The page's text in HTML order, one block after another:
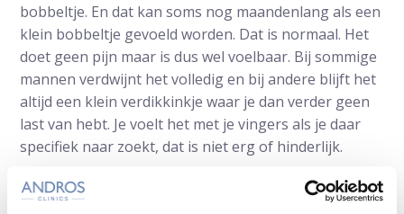
bobbeltje. En dat kan soms nog maandenlang als een
klein bobbeltje gevoeld worden. Dat is normaal. Het
doet geen pijn maar is dus wel voelbaar. Bij sommige
mannen verdwijnt het volledig en bij andere blijft het
altijd een klein verdikkinkje waar je dan verder geen
last van hebt. Je voelt het met je vingers als je daar
specifiek naar zoekt, dat is niet erg of hinderlijk.
Kan een sterilisatie van de man onder